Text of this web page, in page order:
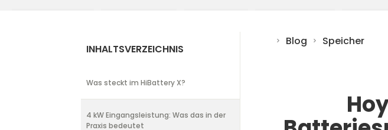
Blog Speicher
INHALTSVERZEICHNIS
Was steckt im HiBattery X?
4 kW Eingangsleistung: Was das in der
Praxis bedeutet